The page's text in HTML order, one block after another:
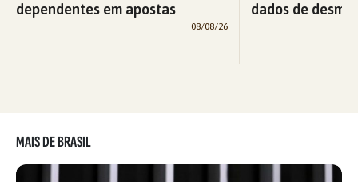
dependentes em apostas
08/08/26
dados de
MAIS DE BRASIL